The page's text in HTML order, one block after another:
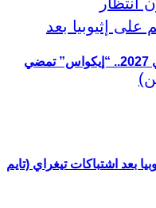
بعد اشتباكات تيغراي (تايم
إطلاق العملة الموحدة “إيكو” في 2027.. “إيكواس” تمضي